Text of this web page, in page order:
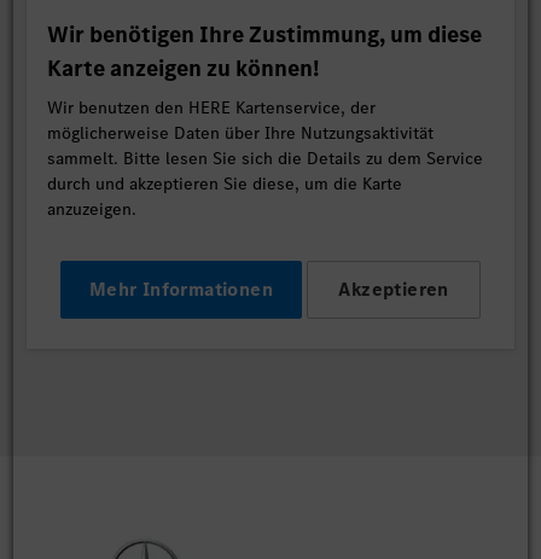
Wir benötigen Ihre Zustimmung, um diese
Karte anzeigen zu können!
Wir benutzen den HERE Kartenservice, der
möglicherweise Daten über Ihre Nutzungsaktivität
sammelt. Bitte lesen Sie sich die Details zu dem Service
durch und akzeptieren Sie diese, um die Karte
anzuzeigen.
Mehr Informationen Akzeptieren